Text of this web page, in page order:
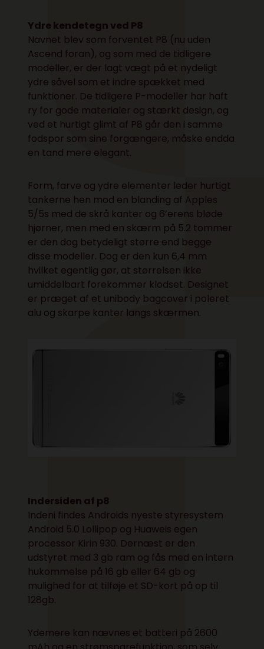
Ydre kendetegn ved P8
Navnet blev som forventet P8 (nu uden
Ascend foran), og som med de tidligere
modeller, er der lagt vægt på et nydeligt
ydre såvel som et indre spækket med
funktioner. De tidligere P-modeller har haft
ry for gode materialer og stærkt design, og
ved et hurtigt glimt af P8 går den i samme
fodspor som sine forgængere, måske endda
en tand mere elegant.
Form, farve og ydre elementer leder hurtigt
tankerne hen mod en blanding af Apples
5/5s med de skrå kanter og 6’erens bløde
hjørner, men med en skærm på 5.2 tommer
er den dog betydeligt større end begge
disse modeller. Dog er den kun 6,4 mm
hvilket egentlig gør, at størrelsen ikke
umiddelbart forekommer klodset. Designet
er præget af et unibody bagcover i poleret
alu og skarpe kanter langs skærmen.
Indersiden af p8
Indeni findes Androids nyeste styresystem
Android 5.0 Lollipop og Huaweis egen
processor Kirin 930. Dernæst er den
udstyret med 3 gb ram og fås med en intern
hukommelse på 16 gb eller 64 gb og
mulighed for at tilføje et SD-kort på op til
128gb.
Ydemere kan nævnes et batteri på 2600